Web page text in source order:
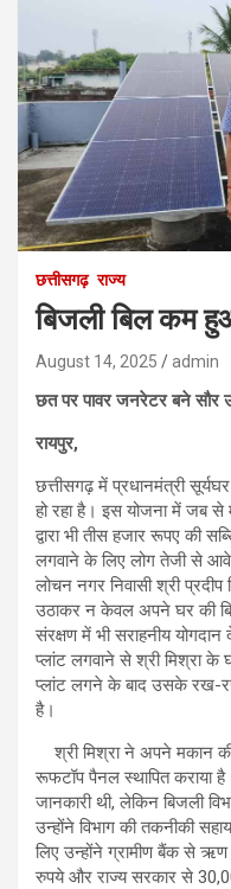
छत्तीसगढ़ राज्य
बिजली बिल कम
August 14, 2025 admin
छत पर पावर जनरेटर बने सौर
रायपुर,
छत्तीसगढ़ में प्रधानमंत्री
हो रहा है। इस योजना में जब से
द्वारा भी तीस हजार रूपए की
लगवाने के लिए लोग तेजी से
लोचन नगर निवासी श्री प्रदीप
उठाकर न केवल अपने घर की
संरक्षण में भी सराहनीय
प्लांट लगवाने से श्री मिश्रा के
प्लांट लगने के बाद उसके रख-
है।
श्री मिश्रा ने अपने मकान
रूफटॉप पैनल स्थापित कराया
जानकारी थी, लेकिन बिजली
उन्होंने विभाग की तकनीकी
लिए उन्होंने ग्रामीण बैंक से
रुपये और राज्य सरकार से